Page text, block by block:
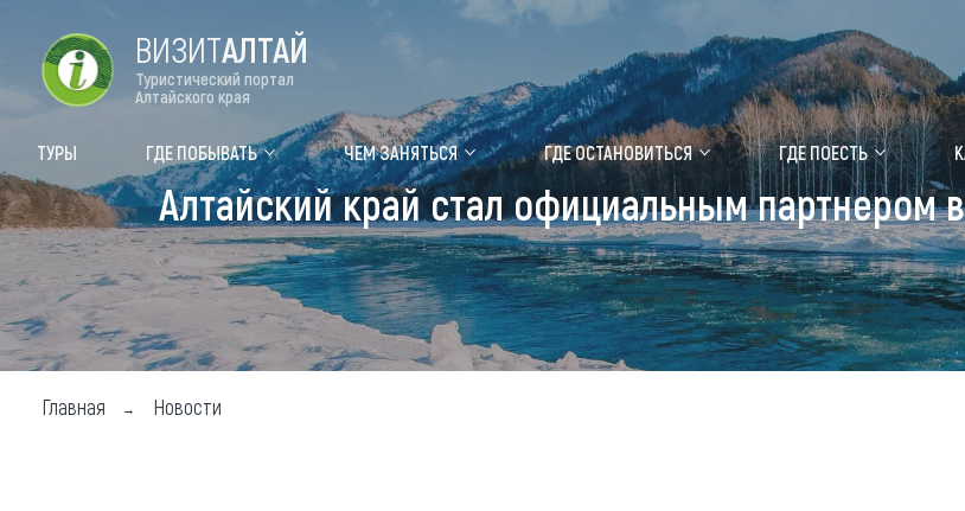
Цветение маральника
Туры Где побывать
Объекты природы
Объекты истории и культуры
Объекты развлечений
Чем
Календарь
Аудиогид
Мой
ВИЗИТАЛТАЙ
Туристический портал
Алтайского края
ТУРЫ ГДЕ ПОБЫВАТЬ ЧЕМ ЗАНЯТЬСЯ ГДЕ ОСТАНОВИТЬСЯ ГДЕ ПОЕСТЬ
Алтайский край стал официальным партнером
Главная Новости